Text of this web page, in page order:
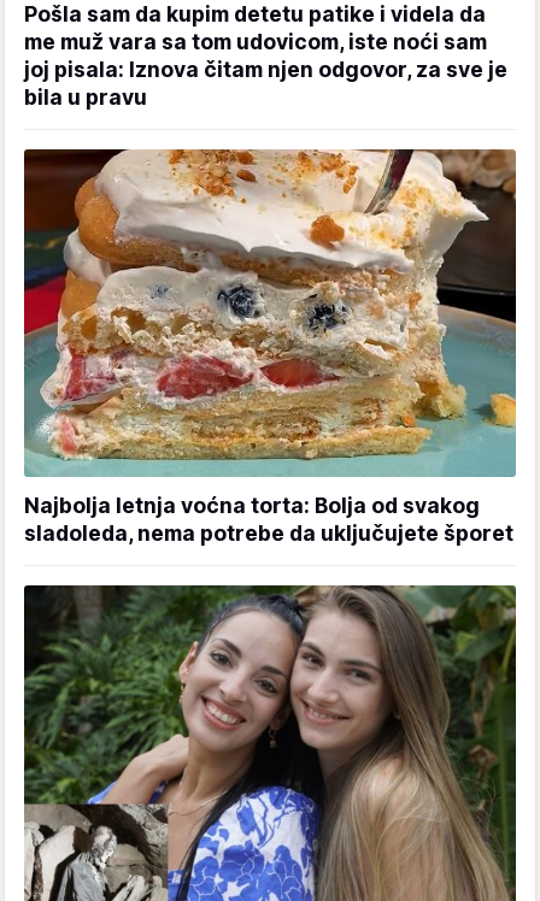
Pošla sam da kupim detetu patike i videla da
me muž vara sa tom udovicom, iste noći sam
joj pisala: Iznova čitam njen odgovor, za sve je
bila u pravu
Najbolja letnja voćna torta: Bolja od svakog
sladoleda, nema potrebe da uključujete šporet